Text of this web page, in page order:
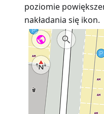
poziomie
nakładania się ikon.